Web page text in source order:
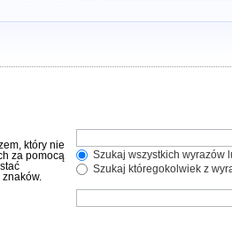
który nie
za pomocą
Szukaj wszystkich wyrazów
Szukaj któregokolwiek z